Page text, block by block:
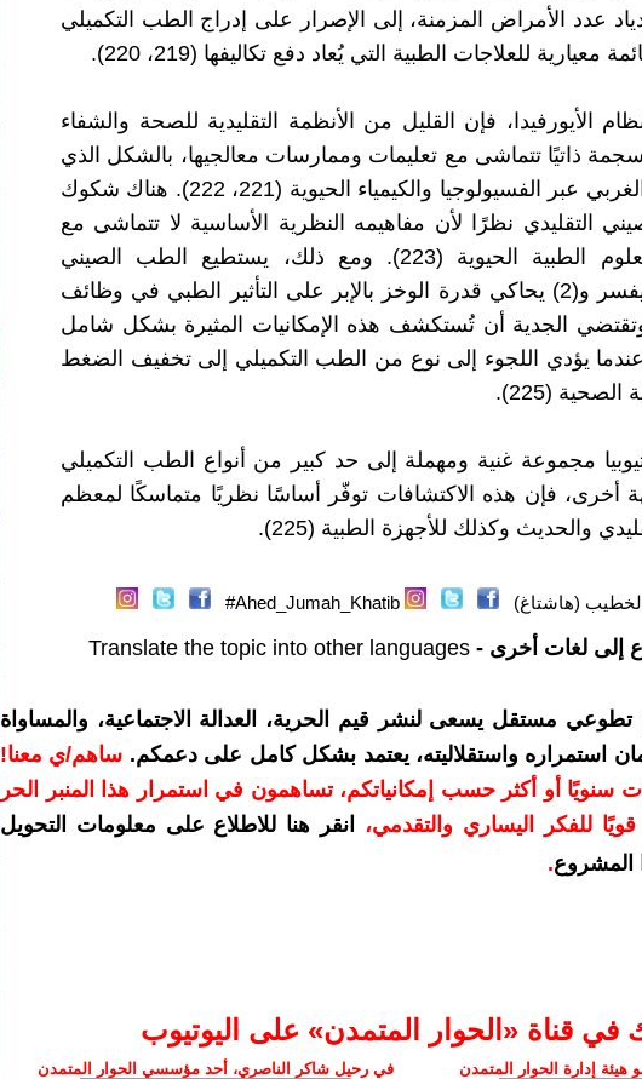
عدد الأمراض المزمنة، إلى الإصرار على إدراج الطب التكميلي
معيارية للعلاجات الطبية التي يُعاد دفع تكاليفها (219، 220).
الأيورفيدا، فإن القليل من الأنظمة التقليدية للصحة والشفاء
ذاتيًا تتماشى مع تعليمات وممارسات معالجيها، بالشكل الذي
يُشرح به الطب الغربي عبر الفسيولوجيا والكيمياء الحيوية (221، 222). هناك شكوك
التقليدي نظرًا لأن مفاهيمه النظرية الأساسية لا تتماشى مع
الفهم الحالي للعلوم الطبية الحيوية (223). ومع ذلك، يستطيع الطب الصيني
التقليدي أن (1) يفسر و(2) يحاكي قدرة الوخز بالإبر على التأثير الطبي في وظائف
(224). وتقتضي الجدية أن تُستكشف هذه الإمكانيات المثيرة بشكل شامل
يؤدي اللجوء إلى نوع من الطب التكميلي إلى تخفيف الضغط
(225).
مجموعة غنية ومهملة إلى حد كبير من أنواع الطب التكميلي
أخرى، فإن هذه الاكتشافات توفّر أساسًا نظريًا متماسكًا لمعظم
والحديث وكذلك للأجهزة الطبية (225).
(هاشتاغ) Ahed_Jumah_Khatib#
إلى لغات أخرى - Translate the topic into other languages
تطوعي مستقل يسعى لنشر قيم الحرية، العدالة الاجتماعية، والمساواة
استمراره واستقلاليته، يعتمد بشكل كامل على دعمكم. ساهم/ي معنا!
بمبلغ 10 دولارات سنويًا أو أكثر حسب إمكانياتكم، تساهمون في استمرار هذا المنبر الحر
للفكر اليساري والتقدمي،
انقر هنا للاطلاع على معلومات التحويل
المشروع.
في قناة ‫«الحوار المتمدن» على اليوتيوب
إدارة الحوار المتمدن في رحيل شاكر الناصري، أحد مؤسسي الحوار المتمدن